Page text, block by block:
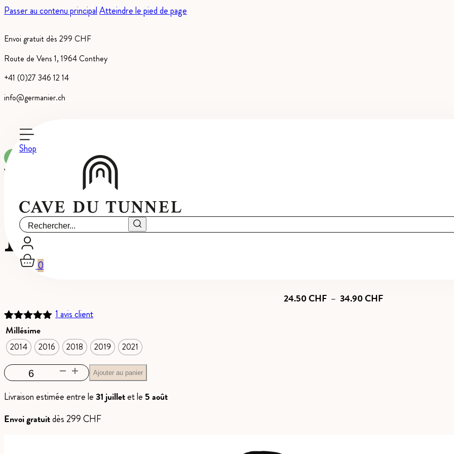
Passer au contenu principalAtteindre le pied de page
Envoi gratuit dès 299 CHF
Route de Vens 1, 1964 Conthey
+41 (0)27 346 12 14
info@germanier.ch
Shop
Rechercher
0
Disponible à la commande
Vins médaillés, Mousseux
Brut du Valais
24.50CHF – 34.90CHFPlage
Noté 5.00
basé sur
1
notation
client
1 avis client
Millésime
2014 2016 2018 2019 2021
quantité
de
Brut
Valais
Ajouter au panier
Livraison estimée entre le31 juilletet le 5 août
Envoi gratuitdès 299 CHF